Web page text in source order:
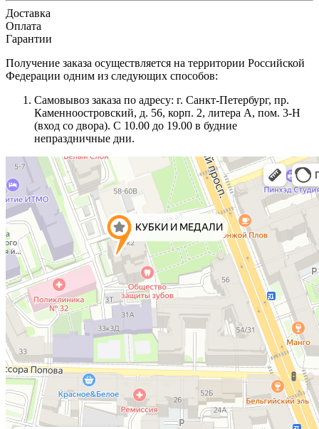
Доставка
Оплата
Гарантии
Получение заказа осуществляется на территории Российской
Федерации одним из следующих способов:
Самовывоз заказа по адресу: г. Санкт-Петербург, пр.
Каменноостровский, д. 56, корп. 2, литера А, пом. 3-Н
(вход со двора). С 10.00 до 19.00 в будние
непраздничные дни.